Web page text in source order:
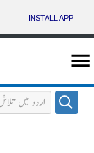
INSTALL APP